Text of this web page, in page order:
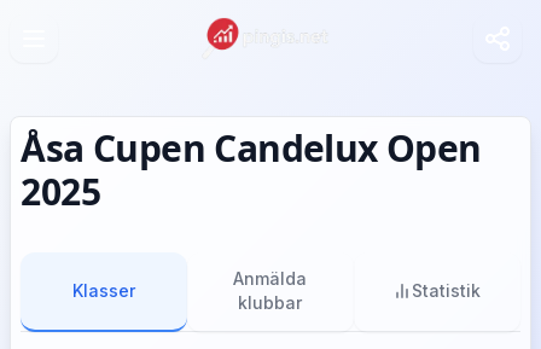
Åsa Cupen Candelux Open
2025
Klasser
Anmälda
klubbar
Statistik